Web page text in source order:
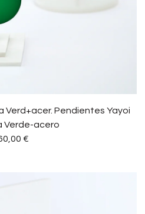
Verd+acer. Pendientes Yayoi
Verde-acero
€